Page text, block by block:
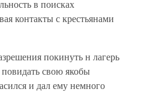
в поисках
контакты с крестьянами
покинуть н лагерь
свою якобы
и дал ему немного